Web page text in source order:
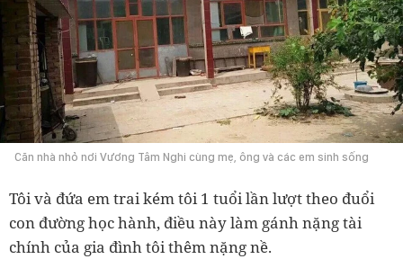
Căn nhà nhỏ nơi Vương Tâm Nghi cùng mẹ, ông và các em sinh sống
Tôi và đứa em trai kém tôi 1 tuổi lần lượt theo đuổi
con đường học hành, điều này làm gánh nặng tài
chính của gia đình tôi thêm nặng nề.